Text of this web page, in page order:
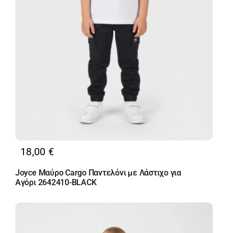
18,00 €
Joyce Μαύρο Cargo Παντελόνι με Λάστιχο για
Αγόρι 2642410-BLACK